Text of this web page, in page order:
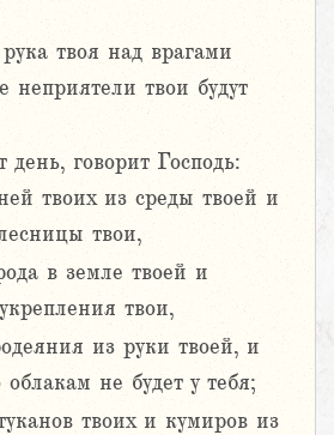
твоя над врагами
неприятели твои будут
день, говорит Господь:
твоих из среды твоей и
твои,
в земле твоей и
твои,
из руки твоей, и
не будет у тебя;
твоих и кумиров из